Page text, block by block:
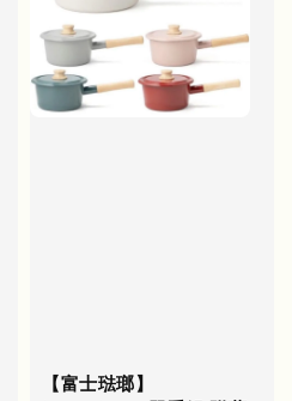
【富士琺瑯】